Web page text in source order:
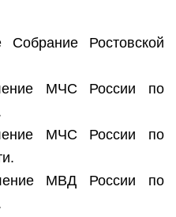
Собрание Ростовской
МЧС России по
МЧС России по
МВД России по